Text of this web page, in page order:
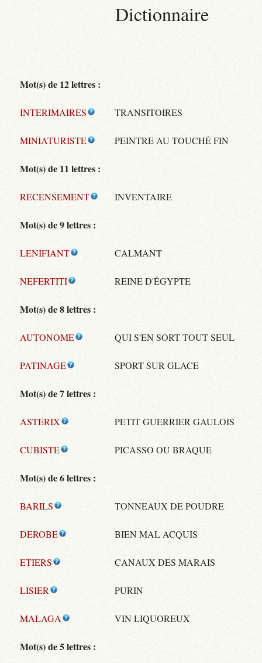
Dictionnaire
Mot(s) de 12 lettres :
INTERIMAIRES TRANSITOIRES
MINIATURISTE PEINTRE AU TOUCHÉ FIN
Mot(s) de 11 lettres :
RECENSEMENT INVENTAIRE
Mot(s) de 9 lettres :
LENIFIANT CALMANT
NEFERTITI REINE D'ÉGYPTE
Mot(s) de 8 lettres :
AUTONOME QUI S'EN SORT TOUT SEUL
PATINAGE SPORT SUR GLACE
Mot(s) de 7 lettres :
ASTERIX PETIT GUERRIER GAULOIS
CUBISTE PICASSO OU BRAQUE
Mot(s) de 6 lettres :
BARILS TONNEAUX DE POUDRE
DEROBE BIEN MAL ACQUIS
ETIERS CANAUX DES MARAIS
LISIER PURIN
MALAGA VIN LIQUOREUX
Mot(s) de 5 lettres :